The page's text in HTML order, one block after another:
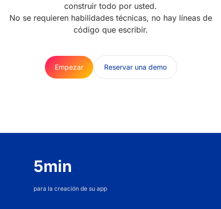
construir todo por usted.
No se requieren habilidades técnicas, no hay líneas de
código que escribir.
Empezar Reservar una demo
5min
para la creación de su app